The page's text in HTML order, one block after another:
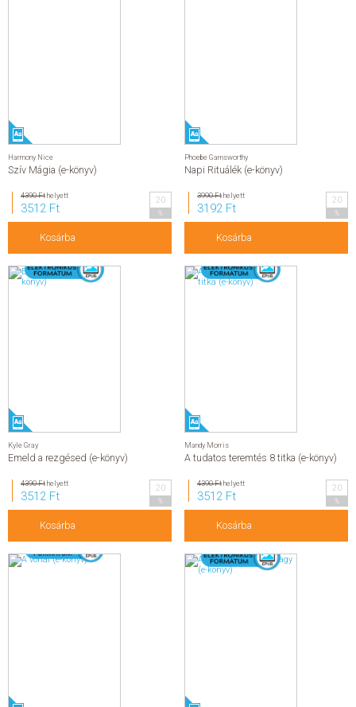
Harmony Nice
Szív Mágia (e-könyv)
4390 Fthelyett
3512 Ft
20
Kosárba
Phoebe Garnsworthy
Napi Rituálék (e-könyv)
3990 Fthelyett
3192 Ft
20
Kosárba
Kyle Gray
Emeld a rezgésed (e-könyv)
4390 Fthelyett
3512 Ft
20
Kosárba
Mandy Morris
A tudatos teremtés 8 titka (e-könyv)
4390 Fthelyett
3512 Ft
20
Kosárba